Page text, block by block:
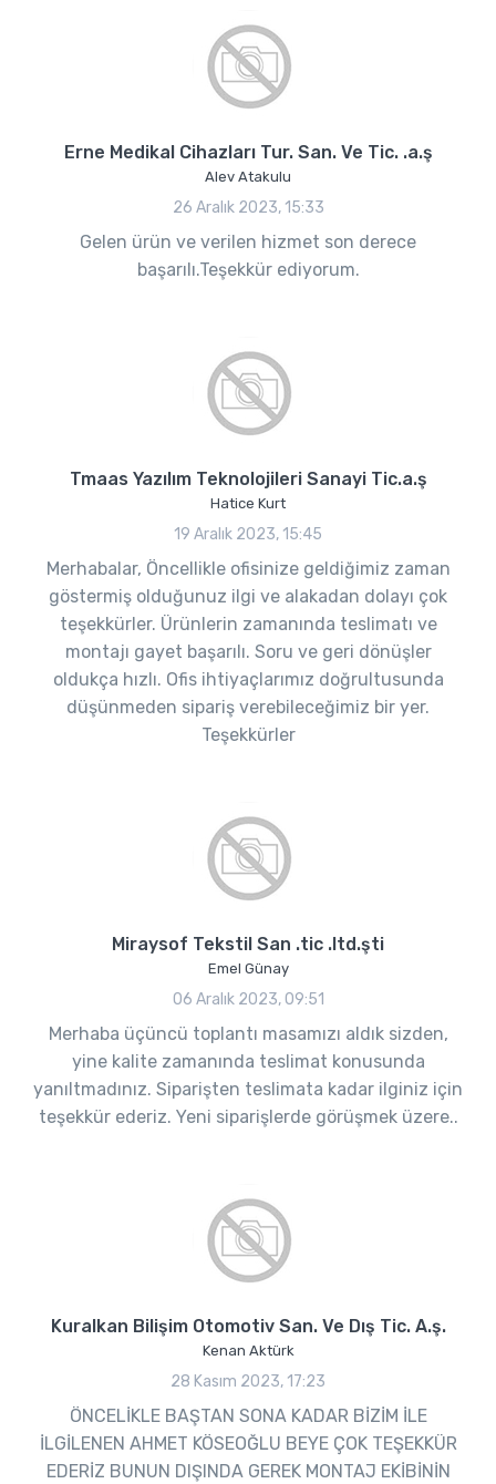
Erne Medikal Cihazları Tur. San. Ve Tic. .a.ş
Alev Atakulu
26 Aralık 2023, 15:33
Gelen ürün ve verilen hizmet son derece
başarılı.Teşekkür ediyorum.
Tmaas Yazılım Teknolojileri Sanayi Tic.a.ş
Hatice Kurt
19 Aralık 2023, 15:45
Merhabalar, Öncellikle ofisinize geldiğimiz zaman
göstermiş olduğunuz ilgi ve alakadan dolayı çok
teşekkürler. Ürünlerin zamanında teslimatı ve
montajı gayet başarılı. Soru ve geri dönüşler
oldukça hızlı. Ofis ihtiyaçlarımız doğrultusunda
düşünmeden sipariş verebileceğimiz bir yer.
Teşekkürler
Miraysof Tekstil San .tic .ltd.şti
Emel Günay
06 Aralık 2023, 09:51
Merhaba üçüncü toplantı masamızı aldık sizden,
yine kalite zamanında teslimat konusunda
yanıltmadınız. Siparişten teslimata kadar ilginiz için
teşekkür ederiz. Yeni siparişlerde görüşmek üzere..
Kuralkan Bilişim Otomotiv San. Ve Dış Tic. A.ş.
Kenan Aktürk
28 Kasım 2023, 17:23
ÖNCELİKLE BAŞTAN SONA KADAR BİZİM İLE
İLGİLENEN AHMET KÖSEOĞLU BEYE ÇOK TEŞEKKÜR
EDERİZ BUNUN DIŞINDA GEREK MONTAJ EKİBİNİN